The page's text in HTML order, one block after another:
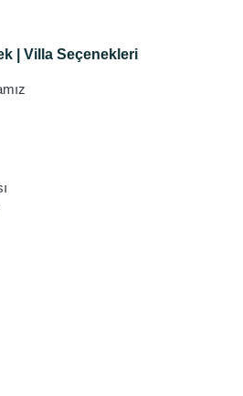
| Villa Seçenekleri